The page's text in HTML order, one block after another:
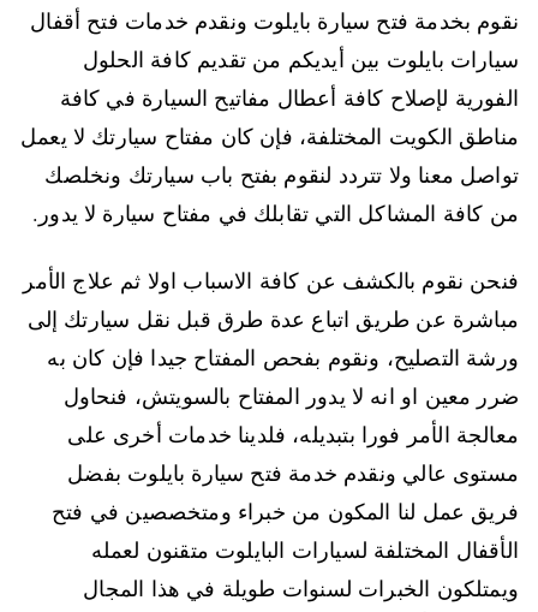
نقوم بخدمة فتح سيارة بايلوت ونقدم خدمات فتح أقفال
سيارات بايلوت بين أيديكم من تقديم كافة الحلول
الفورية لإصلاح كافة أعطال مفاتيح السيارة في كافة
مناطق الكويت المختلفة، فإن كان مفتاح سيارتك لا يعمل
تواصل معنا ولا تتردد لنقوم بفتح باب سيارتك ونخلصك
من كافة المشاكل التي تقابلك في مفتاح سيارة لا يدور.
فنحن نقوم بالكشف عن كافة الاسباب اولا ثم علاج الأمر
مباشرة عن طريق اتباع عدة طرق قبل نقل سيارتك إلى
ورشة التصليح، ونقوم بفحص المفتاح جيدا فإن كان به
ضرر معين او انه لا يدور المفتاح بالسويتش، فنحاول
معالجة الأمر فورا بتبديله، فلدينا خدمات أخرى على
مستوى عالي ونقدم خدمة فتح سيارة بايلوت بفضل
فريق عمل لنا المكون من خبراء ومتخصصين في فتح
الأقفال المختلفة لسيارات البايلوت متقنون لعمله
ويمتلكون الخبرات لسنوات طويلة في هذا المجال